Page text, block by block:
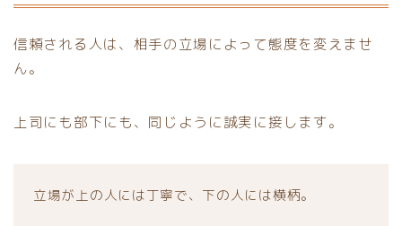
信頼される人は、相手の立場によって態度を変えませ
ん。
上司にも部下にも、同じように誠実に接します。
立場が上の人には丁寧で、下の人には横柄。